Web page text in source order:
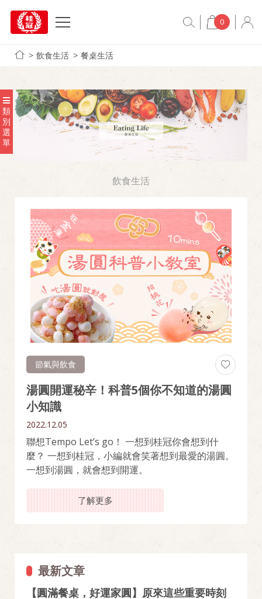
0
飲食生活 餐桌生活
類
別
選
單
飲食生活
節氣與飲食
湯圓開運秘辛！科普5個你不知道的湯圓
小知識
2022.12.05
聯想Tempo Let’s go！ 一想到桂冠你會想到什
麼？ 一想到桂冠，小編就會笑著想到最愛的湯圓。
一想到湯圓，就會想到開運。
了解更多
最新文章
【圓滿餐桌，好運家圓】原來這些重要時刻